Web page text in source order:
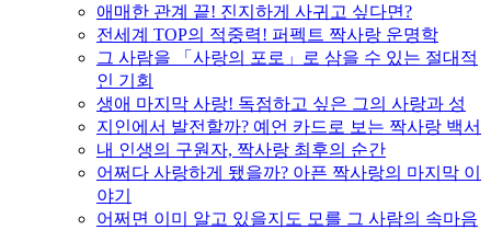
애매한 관계 끝! 진지하게 사귀고 싶다면?
전세계 TOP의 적중력! 퍼펙트 짝사랑 운명학
그 사람을 「사랑의 포로」로 삼을 수 있는 절대적
인 기회
생애 마지막 사랑! 독점하고 싶은 그의 사랑과 성
지인에서 발전할까? 예언 카드로 보는 짝사랑 백서
내 인생의 구원자, 짝사랑 최후의 순간
어쩌다 사랑하게 됐을까? 아픈 짝사랑의 마지막 이
야기
어쩌면 이미 알고 있을지도 모를 그 사람의 속마음